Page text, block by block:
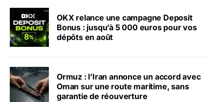
OKX relance une campagne Deposit
Bonus : jusqu’à 5 000 euros pour vos
dépôts en août
Ormuz : l’Iran annonce un accord avec
Oman sur une route maritime, sans
garantie de réouverture